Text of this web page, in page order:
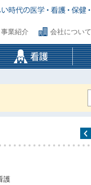
事業紹介 会社について
護